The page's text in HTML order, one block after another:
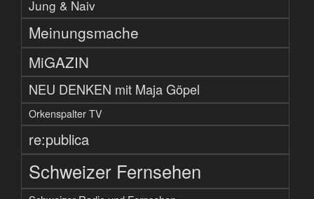
Jung & Naiv
Meinungsmache
MiGAZIN
NEU DENKEN mit Maja Göpel
Orkenspalter TV
re:publica
Schweizer Fernsehen